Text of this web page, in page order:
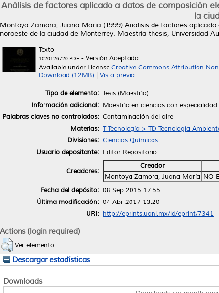
Análisis de factores aplicado a datos de composición
la
Montoya Zamora, Juana María (1999) Análisis de factores
noroeste de la ciudad de Monterrey. Maestría thesis, Universidad
Texto
1020126720.PDF - Versión Aceptada
Available under License Creative Commons Attribution
Download (12MB)
Vista previa
Tipo de elemento: Tesis (Maestría)
Información adicional: Maestría en ciencias con
Palabras claves no controlados: Contaminación del aire
Materias: T Tecnología > TD Tecnología
Divisiones: Ciencias Químicas
Usuario depositante: Editor Repositorio
Creadores:
Creador
Montoya Zamora, Juana María NO
Fecha del depósito: 08 Sep 2015 17:55
Última modificación: 04 Abr 2017 13:20
URI: http://eprints.uanl.mx/id/eprint/7341
Actions (login required)
Ver elemento
Descargar estadísticas
Downloads